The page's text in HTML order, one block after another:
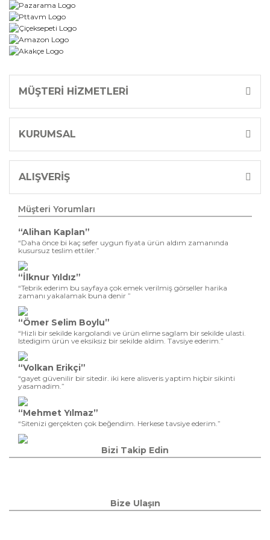
MÜŞTERİ HİZMETLERİ
KURUMSAL
ALIŞVERİŞ
Müşteri Yorumları
“Alihan Kaplan”
“Daha önce bi kaç sefer uygun fiyata ürün aldım zamanında
kusursuz teslim ettiler.”
“İlknur Yıldız”
“Tebrik ederim bu sayfaya çok emek verilmiş görseller harika
zamanı yakalamak buna denir ”
“Ömer Selim Boylu”
“Hizli bir sekilde kargolandi ve ürün elime saglam bir sekilde ulasti.
Istedigim ürün ve eksiksiz bir sekilde aldim. Tavsiye ederim.”
“Volkan Erikçi”
“gayet güvenilir bir sitedir. iki kere alisveris yaptim hiçbir sikinti
yasamadim.”
“Mehmet Yılmaz”
“Sitenizi gerçekten çok beğendim. Herkese tavsiye ederim.”
Bizi Takip Edin
Bize Ulaşın